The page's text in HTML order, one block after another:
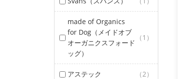
made of Organics
for Dog（メイドオブ
オーガニクスフォード
ッグ）
（1）
アステック （2）